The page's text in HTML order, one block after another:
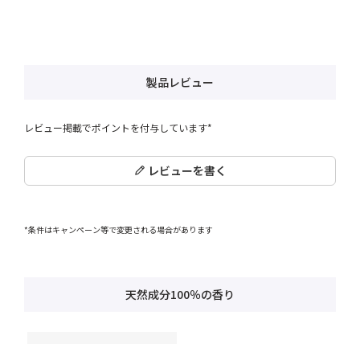
製品レビュー
レビュー掲載でポイントを付与しています*
レビューを書く
*条件はキャンペーン等で変更される場合があります
天然成分100％の香り